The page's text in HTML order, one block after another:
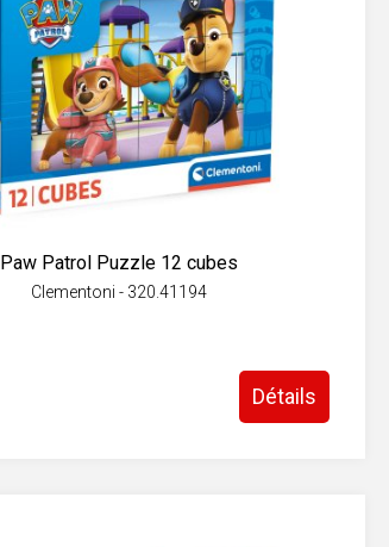
Paw Patrol Puzzle 12 cubes
Clementoni - 320.41194
Détails